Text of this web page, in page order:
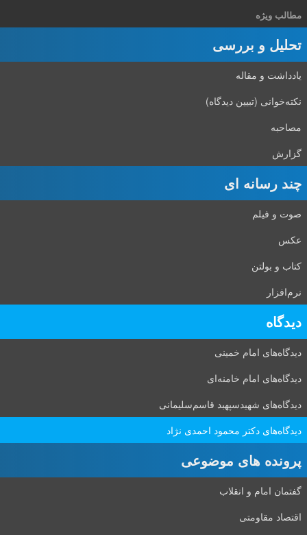
مطالب ویژه
تحلیل و بررسی
یادداشت و مقاله
نکته‌خوانی (تبیین دیدگاه)
مصاحبه
گزارش
چند رسانه ای
صوت و فیلم
عکس
کتاب و بولتن
نرم‌افزار
دیدگاه‌
دیدگاه‌های امام خمینی
دیدگاه‌های امام خامنه‌ای
دیدگاه‌های شهید‌سپهبد قاسم‌سلیمانی
دیدگاه‌های دکتر محمود احمدی نژاد
پرونده های موضوعی
گفتمان امام و انقلاب
اقتصاد مقاومتی